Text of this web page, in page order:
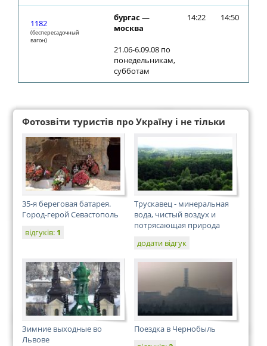
1182
(беспересадочный
вагон)
бургас —
москва
21.06-6.09.08 по
понедельникам,
субботам
14:22 14:50
Фотозвіти туристів про Україну і не тільки
35-я береговая батарея.
Город-герой Севастополь
відгуків: 1
Трускавец - минеральная
вода, чистый воздух и
потрясающая природа
додати відгук
Зимние выходные во
Львове
Поездка в Чернобыль